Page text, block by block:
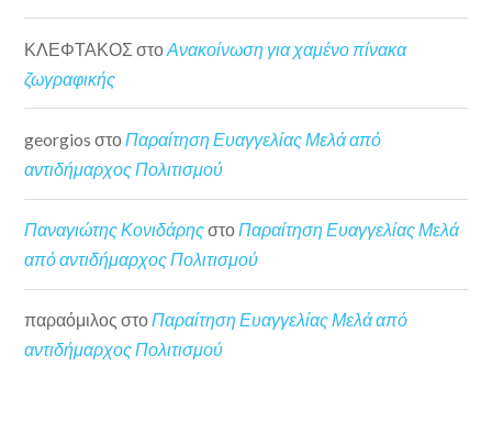
ΚΛΕΦΤΑΚΟΣ στοΑνακοίνωση για χαμένο πίνακα
ζωγραφικής
georgios στοΠαραίτηση Ευαγγελίας Μελά από
αντιδήμαρχος Πολιτισμού
Παναγιώτης ΚονιδάρηςστοΠαραίτηση Ευαγγελίας Μελά
από αντιδήμαρχος Πολιτισμού
παραόμιλος στοΠαραίτηση Ευαγγελίας Μελά από
αντιδήμαρχος Πολιτισμού